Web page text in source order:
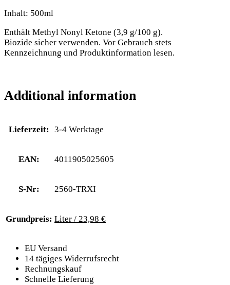
Inhalt: 500ml
Enthält Methyl Nonyl Ketone (3,9 g/100 g).
Biozide sicher verwenden. Vor Gebrauch stets
Kennzeichnung und Produktinformation lesen.
Additional information
Lieferzeit: 3-4 Werktage
EAN: 4011905025605
S-Nr: 2560-TRXI
Grundpreis: Liter / 23,98 €
EU Versand
14 tägiges Widerrufsrecht
Rechnungskauf
Schnelle Lieferung